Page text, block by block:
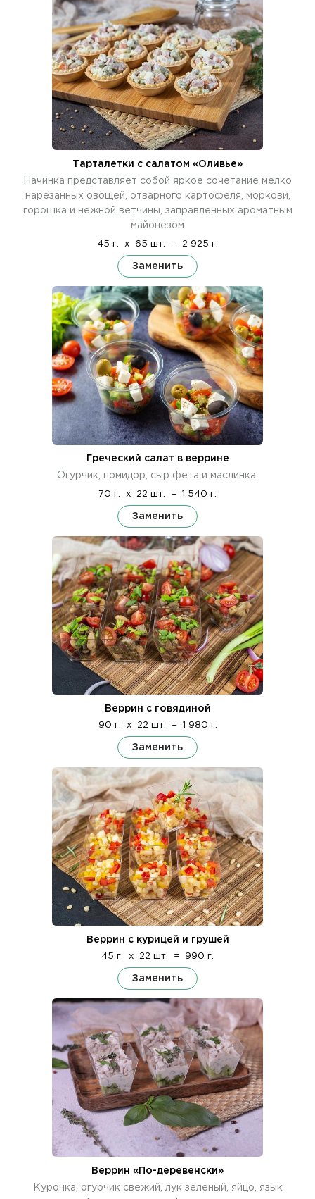
Тарталетки с салатом «Оливье»
Начинка представляет собой яркое сочетание мелко
нарезанных овощей, отварного картофеля, моркови,
горошка и нежной ветчины, заправленных ароматным
майонезом
45 г. x 65 шт. = 2 925 г.
Заменить
Греческий салат в веррине
Огурчик, помидор, сыр фета и маслинка.
70 г. x 22 шт. = 1 540 г.
Заменить
Веррин с говядиной
90 г. x 22 шт. = 1 980 г.
Заменить
Веррин с курицей и грушей
45 г. x 22 шт. = 990 г.
Заменить
Веррин «По-деревенски»
Курочка, огурчик свежий, лук зеленый, яйцо, язык